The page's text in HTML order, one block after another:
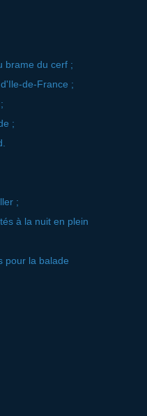
brame du cerf ;
de-France ;
;
;
à la nuit en plein
pour la balade